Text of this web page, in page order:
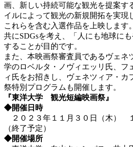
画、新しい持続可能な観光を提案す
イルによって観光の新規開拓を実現
これらを含む入選作品を上映します
共にSDGsを考え、「人にも地球に
することが目的です。
また、本映画祭審査員であるヴェネ
学のロベルタ・ノヴィエッリ氏、フ
ィ氏をお招きし、ヴェネツィア・カ
祭特別プログラムも開催します。
『東洋大学 観光短編映画祭』
◆開催日時
２０２３年１１月３０日（木）
（終了予定）
◆開催場所